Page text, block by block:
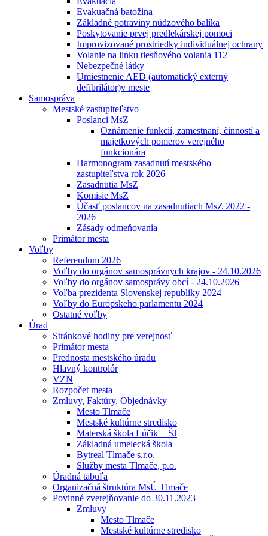
Evakuačná batožina
Základné potraviny núdzového balíka
Poskytovanie prvej predlekárskej pomoci
Improvizované prostriedky individuálnej ochrany
Volanie na linku tiesňového volania 112
Nebezpečné látky
Umiestnenie AED (automatický externý
defibrilátor)v meste
Samospráva
Mestské zastupiteľstvo
Poslanci MsZ
Oznámenie funkcií, zamestnaní, činností a
majetkových pomerov verejného
funkcionára
Harmonogram zasadnutí mestského
zastupiteľstva rok 2026
Zasadnutia MsZ
Komisie MsZ
Účasť poslancov na zasadnutiach MsZ 2022 -
2026
Zásady odmeňovania
Primátor mesta
Voľby
Referendum 2026
Voľby do orgánov samosprávnych krajov - 24.10.2026
Voľby do orgánov samosprávy obcí - 24.10.2026
Voľba prezidenta Slovenskej republiky 2024
Voľby do Európskeho parlamentu 2024
Ostatné voľby
Úrad
Stránkové hodiny pre verejnosť
Primátor mesta
Prednosta mestského úradu
Hlavný kontrolór
VZN
Rozpočet mesta
Zmluvy, Faktúry, Objednávky
Mesto Tlmače
Mestské kultúrne stredisko
Materská škola Lúčik + ŠJ
Základná umelecká škola
Bytreal Tlmače s.r.o.
Služby mesta Tlmače, p.o.
Úradná tabuľa
Organizačná štruktúra MsÚ Tlmače
Povinné zverejňovanie do 30.11.2023
Zmluvy
Mesto Tlmače
Mestské kultúrne stredisko